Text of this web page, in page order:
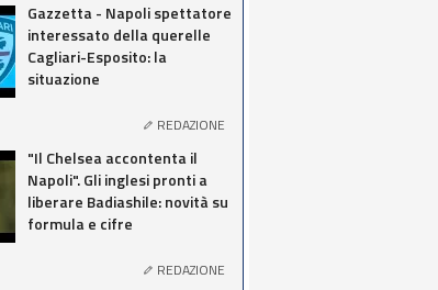
Gazzetta - Napoli spettatore
interessato della querelle
Cagliari-Esposito: la
situazione
REDAZIONE
"Il Chelsea accontenta il
Napoli". Gli inglesi pronti a
liberare Badiashile: novità su
formula e cifre
REDAZIONE